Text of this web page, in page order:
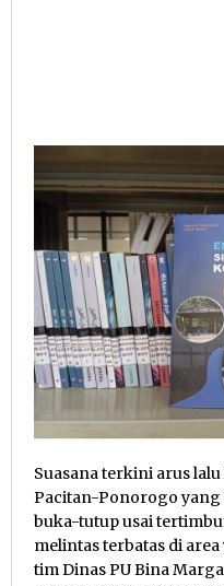
Suasana terkini arus
Pacitan-Ponorogo
buka-tutup usai
melintas terbatas di
tim Dinas PU Bina